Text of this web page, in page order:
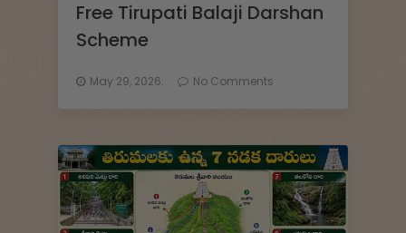
Free Tirupati Balaji Darshan
Scheme
May 29, 2026. No Comments